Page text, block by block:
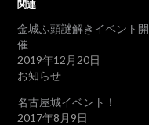
関連
金城ふ頭謎解きイベント開
催
2019年12月20日
お知らせ
名古屋城イベント！
2017年8月9日